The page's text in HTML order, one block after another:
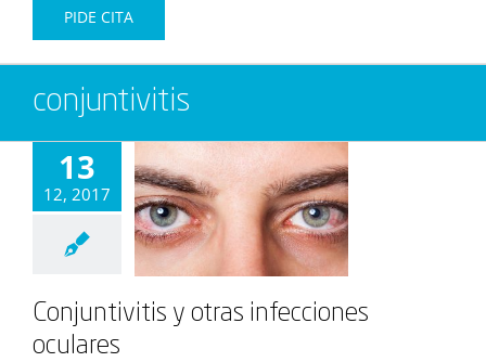
PIDE CITA
conjuntivitis
13
12, 2017
Conjuntivitis y otras infecciones
oculares